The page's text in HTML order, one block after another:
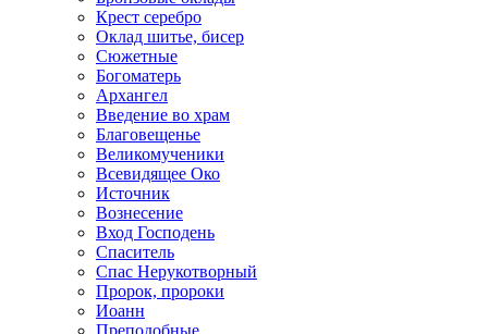
Крест серебро
Оклад шитье, бисер
Сюжетные
Богоматерь
Архангел
Введение во храм
Благовещенье
Великомученики
Всевидящее Око
Источник
Вознесение
Вход Господень
Спаситель
Спас Нерукотворный
Пророк, пророки
Иоанн
Преподобные